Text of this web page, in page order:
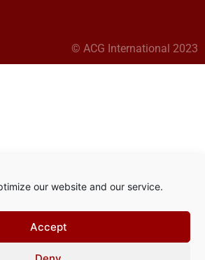
our website and our service.
Accept
© ACG International 2023